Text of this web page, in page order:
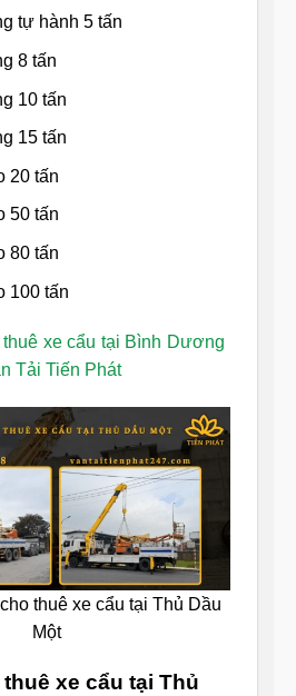
tự hành 5 tấn
8 tấn
10 tấn
15 tấn
20 tấn
50 tấn
80 tấn
100 tấn
xe cẩu tại Bình Dương
Tải Tiến Phát
thuê xe cẩu tại Thủ Dầu
Một
xe cẩu tại Thủ